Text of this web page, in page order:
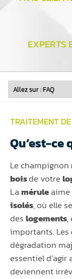
EXPERTS
TRAITEMENT
Qu’est-ce
Le champignon
boisde votre
Laméruleaime
isolés, où elle
deslogements,
importants. Les
dégradation
essentiel d’agir
deviennent